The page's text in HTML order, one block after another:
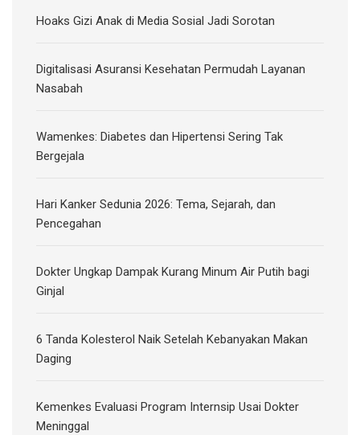
Hoaks Gizi Anak di Media Sosial Jadi Sorotan
Digitalisasi Asuransi Kesehatan Permudah Layanan
Nasabah
Wamenkes: Diabetes dan Hipertensi Sering Tak
Bergejala
Hari Kanker Sedunia 2026: Tema, Sejarah, dan
Pencegahan
Dokter Ungkap Dampak Kurang Minum Air Putih bagi
Ginjal
6 Tanda Kolesterol Naik Setelah Kebanyakan Makan
Daging
Kemenkes Evaluasi Program Internsip Usai Dokter
Meninggal